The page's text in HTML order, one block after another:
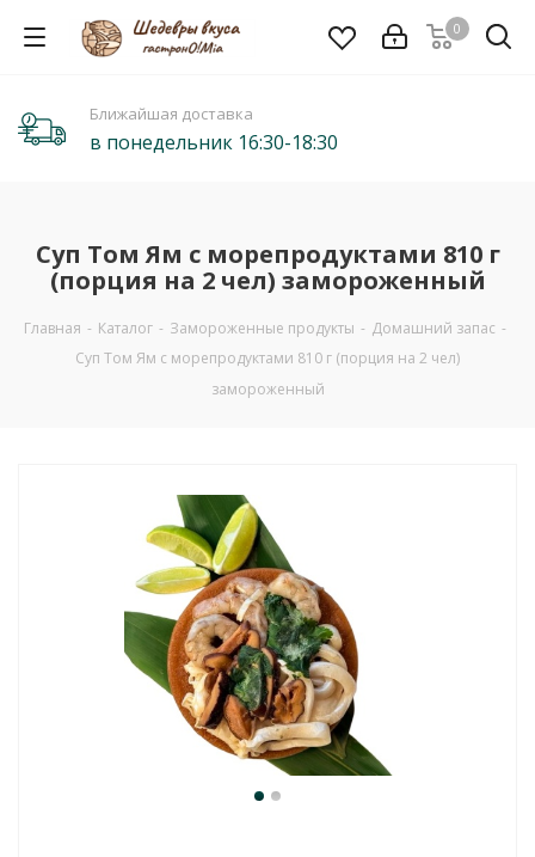
0
Ближайшая доставка
в понедельник 16:30-18:30
Суп Том Ям с морепродуктами 810 г
(порция на 2 чел) замороженный
Главная - Каталог - Замороженные продукты - Домашний запас -
Суп Том Ям с морепродуктами 810 г (порция на 2 чел)
замороженный